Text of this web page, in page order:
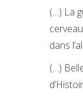
(…) La
dans
(…)